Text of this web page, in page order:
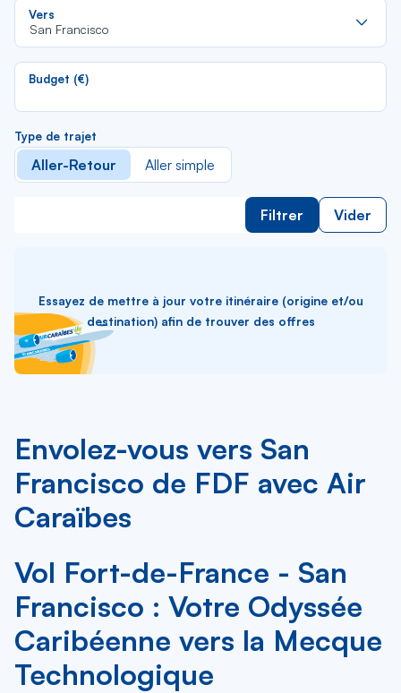
Vers
San Francisco
Budget (€)
Type de trajet
Aller-Retour Aller simple
Filtrer Vider
Essayez de mettre à jour votre itinéraire (origine et/ou
destination) afin de trouver des offres
Envolez-vous vers San
Francisco de FDF avec Air
Caraïbes
Vol Fort-de-France - San
Francisco : Votre Odyssée
Caribéenne vers la Mecque
Technologique